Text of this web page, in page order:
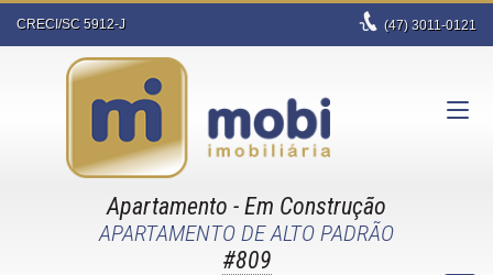
CRECI/SC 5912-J (47)3011-0121
Apartamento - Em Construção
APARTAMENTO DE ALTO PADRÃO
#809